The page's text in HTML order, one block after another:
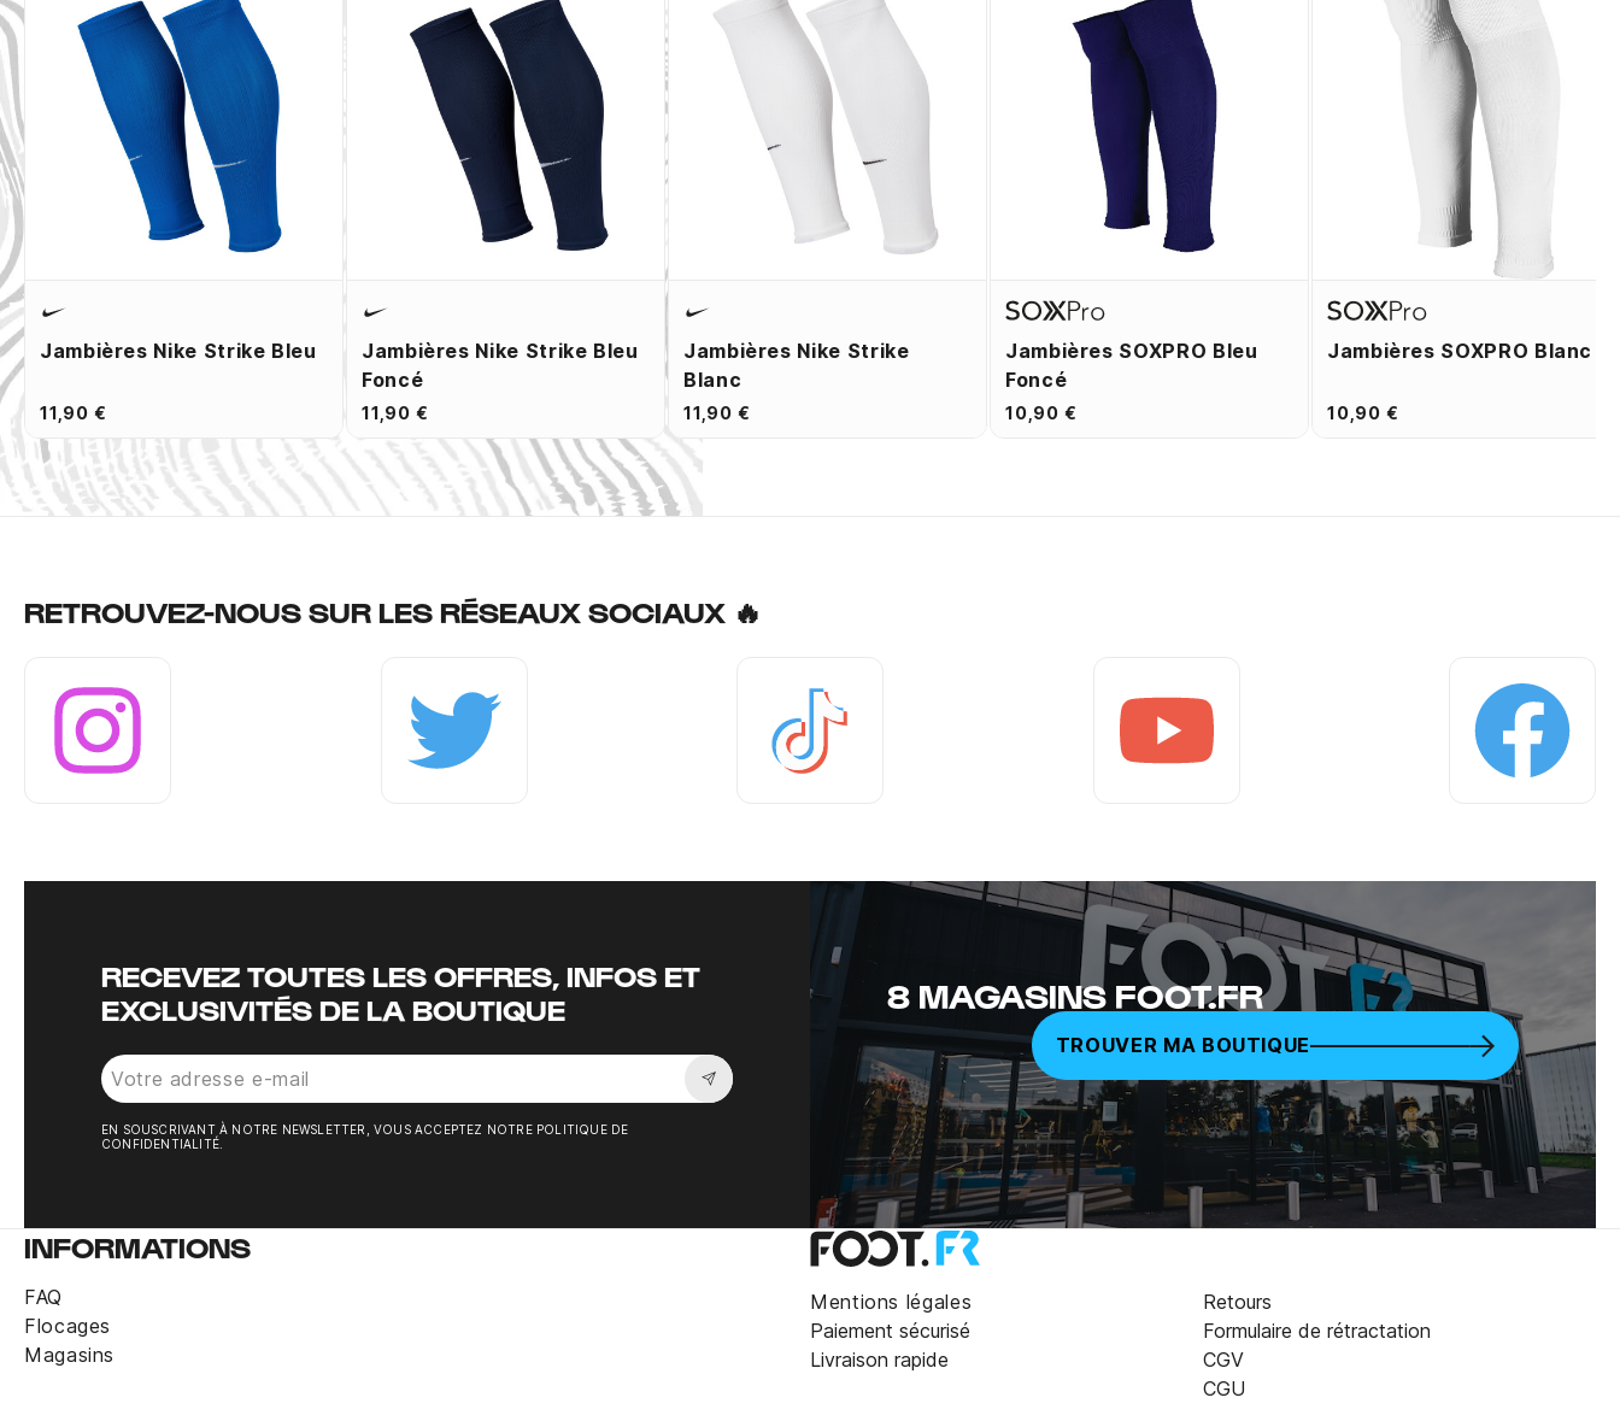
Jambières Nike Strike Bleu
11,90 €
Jambières Nike Strike Bleu
Foncé
11,90 €
Jambières Nike Strike
Blanc
11,90 €
Jambières SOXPRO Bleu
Foncé
10,90 €
Jambières SOXPRO Blanc
10,90 €
RETROUVEZ-NOUS SUR LES RÉSEAUX SOCIAUX 🔥
RECEVEZ TOUTES LES OFFRES, INFOS ET
EXCLUSIVITÉS DE LA BOUTIQUE
Souscrire à la newsletter
EN SOUSCRIVANT À NOTRE NEWSLETTER, VOUS ACCEPTEZ NOTRE POLITIQUE DE
CONFIDENTIALITÉ.
8 MAGASINS FOOT.FR
TROUVER MA BOUTIQUE
INFORMATIONS
FAQ
Flocages
Magasins
Mentions légales
Paiement sécurisé
Livraison rapide
Retours
Formulaire de rétractation
CGV
CGU